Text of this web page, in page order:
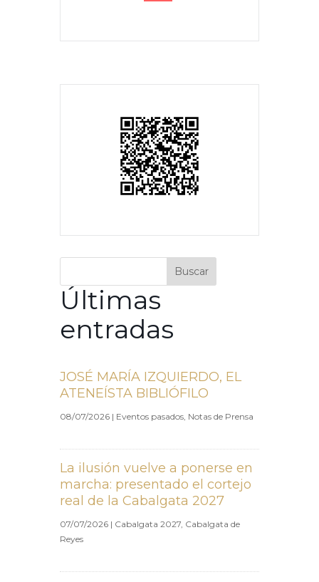
Buscar
Últimas
entradas
JOSÉ MARÍA IZQUIERDO, EL
ATENEÍSTA BIBLIÓFILO
08/07/2026 | Eventos pasados, Notas de Prensa
La ilusión vuelve a ponerse en
marcha: presentado el cortejo
real de la Cabalgata 2027
07/07/2026 | Cabalgata 2027, Cabalgata de
Reyes